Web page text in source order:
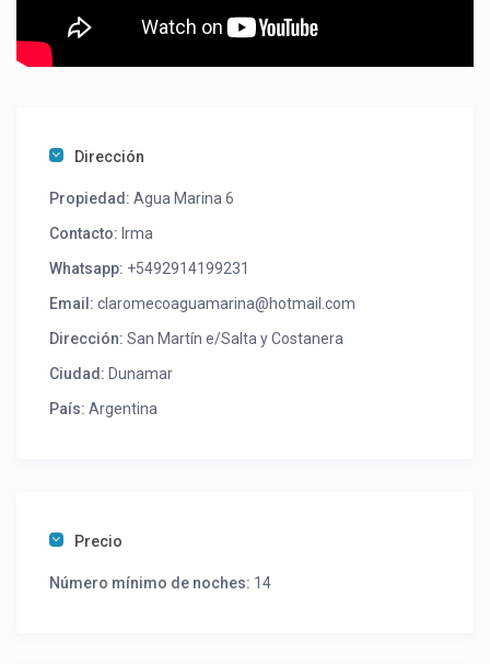
Dirección
Propiedad: Agua Marina 6
Contacto: Irma
Whatsapp: +5492914199231
Email: claromecoaguamarina@hotmail.com
Dirección: San Martín e/Salta y Costanera
Ciudad: Dunamar
País: Argentina
Precio
Número mínimo de noches: 14